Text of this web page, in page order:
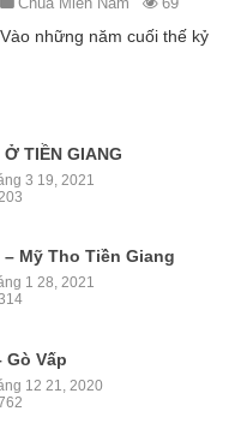
những năm cuối thế kỷ
Ở TIỀN GIANG
3 19, 2021
– Mỹ Tho Tiền Giang
1 28, 2021
Gò Vấp
12 21, 2020